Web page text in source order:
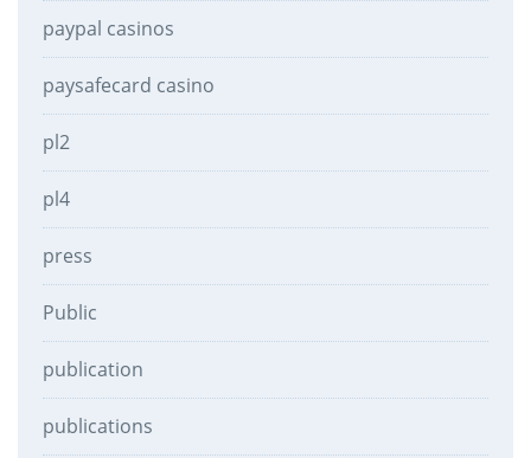
paypal casinos
paysafecard casino
pl2
pl4
press
Public
publication
publications